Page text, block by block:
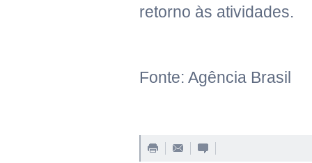
retorno às atividades.
Fonte: Agência Brasil